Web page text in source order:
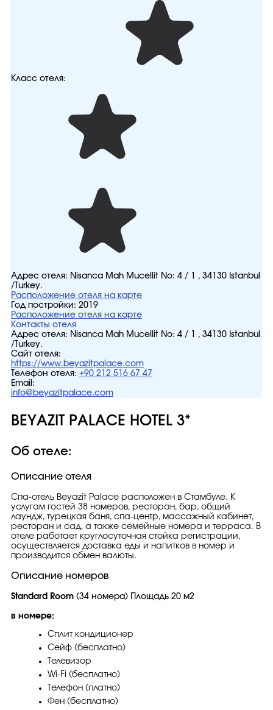
Класс отеля:
Адрес отеля: Nisanca Mah Mucellit No: 4 / 1 , 34130 Istanbul
/Turkey.
Расположение отеля на карте
Год постройки: 2019
Расположение отеля на карте
Контакты отеля
Адрес отеля: Nisanca Mah Mucellit No: 4 / 1 , 34130 Istanbul
/Turkey.
Сайт отеля:
https://www.beyazitpalace.com
Телефон отеля: +90 212 516 67 47
Email:
info@beyazitpalace.com
BEYAZIT PALACE HOTEL 3*
Об отеле:
Описание отеля
Спа-отель Beyazit Palace расположен в Стамбуле. К
услугам гостей 38 номеров, ресторан, бар, общий
лаундж, турецкая баня, спа-центр, массажный кабинет,
ресторан и сад, а также семейные номера и терраса. В
отеле работает круглосуточная стойка регистрации,
осуществляется доставка еды и напитков в номер и
производится обмен валюты.
Описание номеров
Standard Room (34 номера) Площадь 20 м2
в номере:
Сплит кондиционер
Сейф (бесплатно)
Телевизор
Wi-Fi (бесплатно)
Телефон (платно)
Фен (бесплатно)